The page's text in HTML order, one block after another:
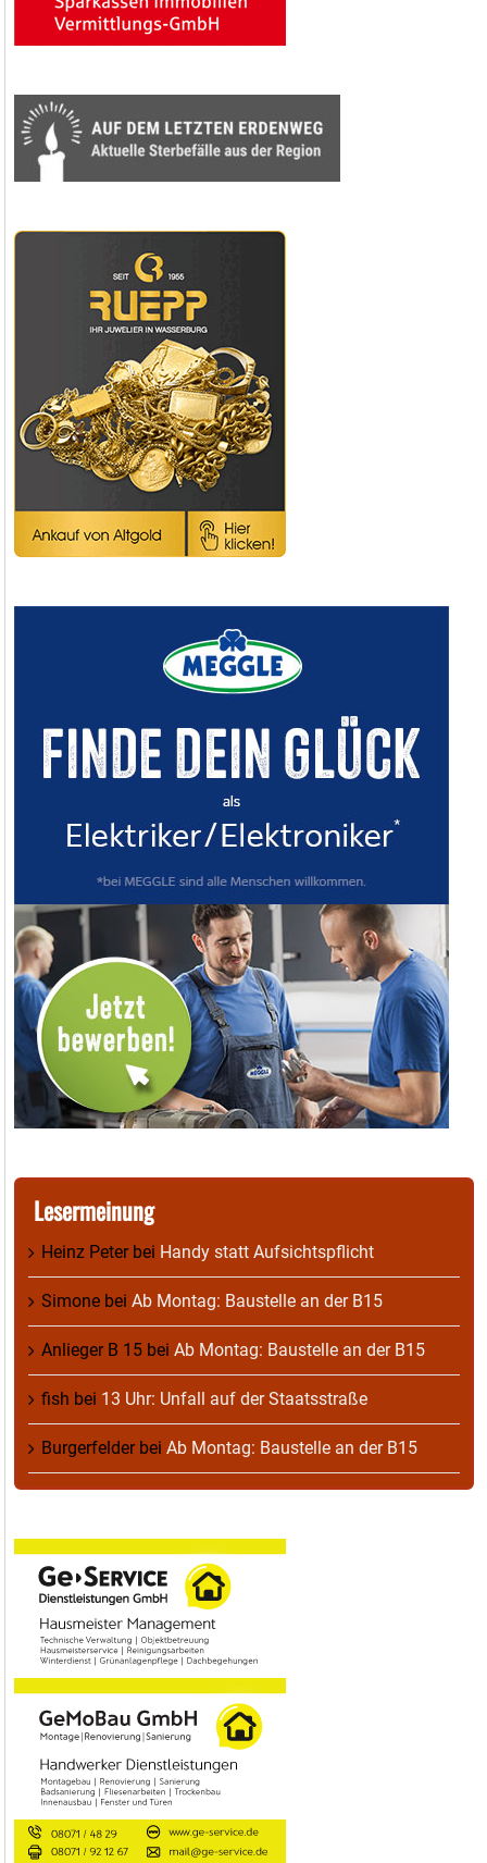
Lesermeinung
Heinz Peterbei Handy statt Aufsichtspflicht
Simone bei Ab Montag: Baustelle an der B15
Anlieger B 15 bei Ab Montag: Baustelle an der B15
fish bei 13 Uhr: Unfall auf der Staatsstraße
Burgerfelderbei Ab Montag: Baustelle an der B15